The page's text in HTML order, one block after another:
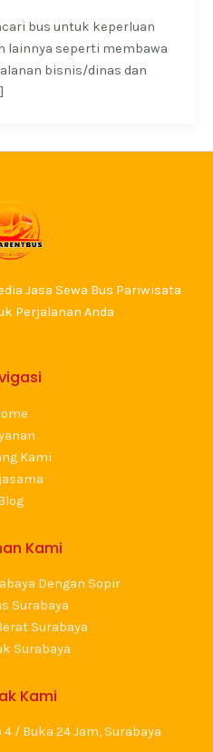
bus untuk keperluan
lainnya seperti membawa
bisnis/dinas dan
Jasa Sewa Bus Pariwisata
Perjalanan Anda
Kami
Kami
Dengan Sopir
Surabaya
Surabaya
Surabaya
Kami
4 / Buka 24 Jam, Surabaya